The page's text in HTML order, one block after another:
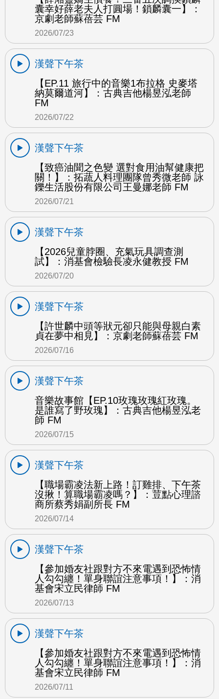
囊幸好薛老夫人打圓場！鎖麟囊一】：
京劇老師蘇蓓芸 FM
2026/07/23
漢聲下午茶
【EP.11 旅行中的音樂1布拉格 史麥塔
納莫爾道河】：古典吉他楊昱泓老師
FM
2026/07/22
漢聲下午茶
【致癌油聞之色變 選對食用油幫健康把
關！】：拓蔬人料理團隊曾秀微老師 詠
鑠生活股份有限公司王曼娜老師 FM
2026/07/21
漢聲下午茶
【2026兒童脖圈、充氣玩具調查測
試】：消基會檢驗長凌永健教授 FM
2026/07/20
漢聲下午茶
【許世麟中頭等狀元卻只能與母親白素
貞在夢中相見】：京劇老師蘇蓓芸 FM
2026/07/16
漢聲下午茶
音樂故事館【EP.10玫瑰玫瑰紅玫瑰。
是誰寫了野玫瑰】：古典吉他楊昱泓老
師 FM
2026/07/15
漢聲下午茶
【職場霸凌法新上路！訂雞排、下午茶
沒揪！算職場霸凌嗎？】：荳點心理諮
商所蔡秀娟副所長 FM
2026/07/14
漢聲下午茶
【參加婚友社跟對方不來電遇到恐怖情
人勾勾纏！單身聯誼注意事項！】：消
基會宋立民律師 FM
2026/07/13
漢聲下午茶
【參加婚友社跟對方不來電遇到恐怖情
人勾勾纏！單身聯誼注意事項！】：消
基會宋立民律師 FM
2026/07/11